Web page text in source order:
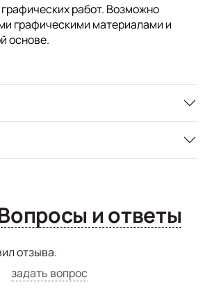
работ. Возможно
графическими материалами и
основе.
Вопросы и ответы
отзыва.
задать вопрос